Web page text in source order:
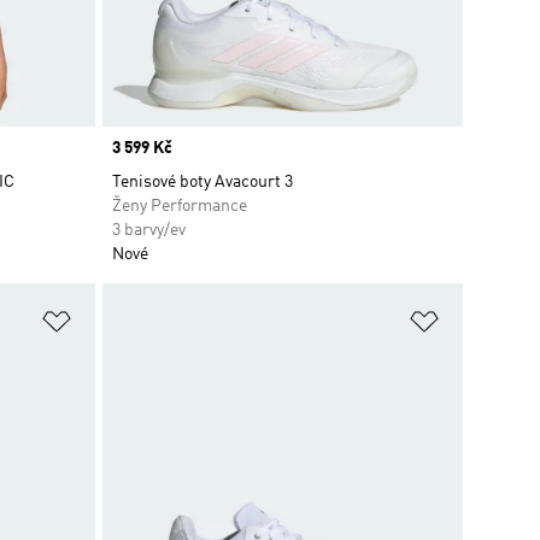
Price
3 599 Kč
Tenisové boty Avacourt 3
Ženy Performance
3 barvy/ev
Nové